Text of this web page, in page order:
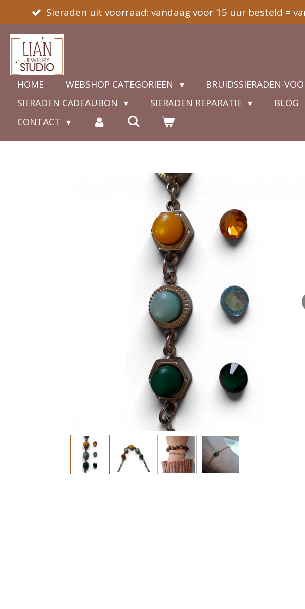
direct
naar
hoofdinhoud
Sieraden uit voorraad: vandaag voor 15 uur besteld =
HOME WEBSHOP CATEGORIEËN BRUIDSSIERADEN-
SIERADEN CADEAUBON
SIERADEN REPARATIE BLOG
CONTACT